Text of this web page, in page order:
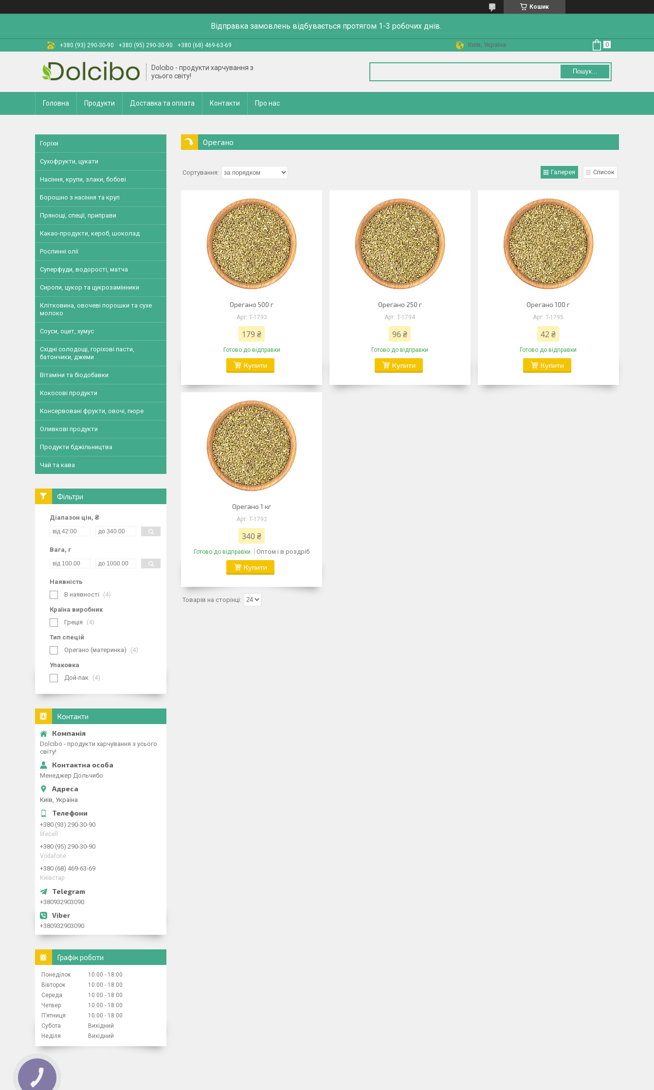
Кошик
Відправка замовлень відбувається протягом 1-3 робочих днів.
+380 (93) 290-30-90 +380 (95) 290-30-90 +380 (68) 469-63-69 Київ, Україна
Dolcibo - продукти харчування з
усього світу!
Пошук...
Головна Продукти Доставка та оплата Контакти Про нас
Орегано
Галерея Список
Орегано 500 г
T-1793
179 ₴
Готово до відправки
Купити
Орегано 250 г
T-1794
96 ₴
Готово до відправки
Купити
Орегано 100 г
T-1795
42 ₴
Готово до відправки
Купити
Орегано 1 кг
T-1792
340 ₴
Готово до відправки Оптом і в роздріб
Купити
Горіхи
Сухофрукти, цукати
Насіння, крупи, злаки, бобові
Борошно з насіння та круп
Прянощі, спеції, приправи
Какао-продукти, кероб, шоколад
Рослинні олії
Суперфуди, водорості, матча
Сиропи, цукор та цукрозамінники
Клітковина, овочеві порошки та сухе
молоко
Соуси, оцет, хумус
Східні солодощі, горіхові пасти,
батончики, джеми
Вітаміни та біодобавки
Кокосові продукти
Консервовані фрукти, овочі, пюре
Оливкові продукти
Продукти бджільництва
Чай та кава
Фільтри
Діапазон цін, ₴
Вага, г
Наявність
В наявності
4
Країна виробник
Греція
4
Тип спецій
Орегано (материнка)
4
Упаковка
Дой-пак
4
Контакти
Dolcibo - продукти харчування з усього
світу!
Менеджер Дольчибо
Київ, Україна
+380 (93) 290-30-90
lifecell
+380 (95) 290-30-90
Vodafone
+380 (68) 469-63-69
Київстар
+380932903090
+380932903090
Графік роботи
Понеділок 10:00
18:00
Вівторок
10:00
18:00
Середа
10:00
18:00
Четвер
10:00
18:00
Пʼятниця
10:00
18:00
Субота
Вихідний
Неділя
Вихідний
КНОПКА
ЗВ'ЯЗКУ